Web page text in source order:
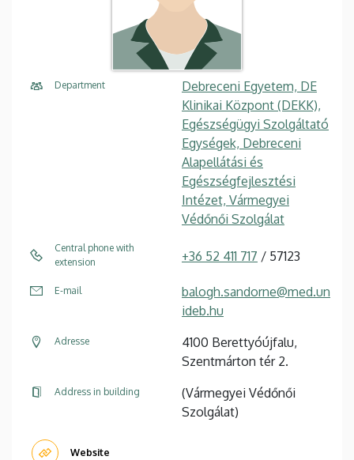
Department
Debreceni Egyetem, DE
Klinikai Központ (DEKK),
Egészségügyi Szolgáltató
Egységek, Debreceni
Alapellátási és
Egészségfejlesztési
Intézet, Vármegyei
Védőnői Szolgálat
Central phone with
extension
+36 52 411 717 / 57123
E-mail
balogh.sandorne@med.un
ideb.hu
Adresse
4100 Berettyóújfalu,
Szentmárton tér 2.
Address in building
(Vármegyei Védőnői
Szolgálat)
Website